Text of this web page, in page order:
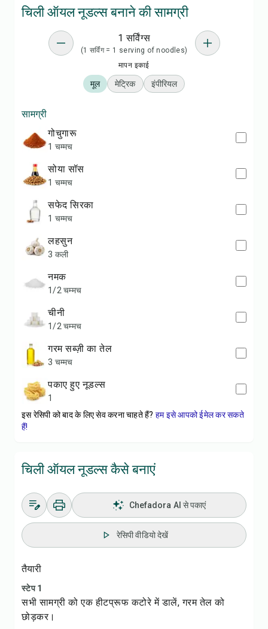
चिली ऑयल नूडल्स बनाने की सामग्री
1 सर्विंग्स
(1 सर्विंग = 1 serving of noodles)
मापन इकाई
मूल मेट्रिक इंपीरियल
सामग्री
गोचुगारू
1 चम्मच
सोया सॉस
1 चम्मच
सफेद सिरका
1 चम्मच
लहसुन
3 कली
नमक
1/2 चम्मच
चीनी
1/2 चम्मच
गरम सब्ज़ी का तेल
3 चम्मच
पकाए हुए नूडल्स
1
इस रेसिपी को बाद के लिए सेव करना चाहते हैं? हम इसे आपको ईमेल कर सकते
हैं!
चिली ऑयल नूडल्स कैसे बनाएं
Chefadora AI से पकाएं
रेसिपी वीडियो देखें
तैयारी
स्टेप 1
सभी सामग्री को एक हीटप्रूफ कटोरे में डालें, गरम तेल को
छोड़कर।